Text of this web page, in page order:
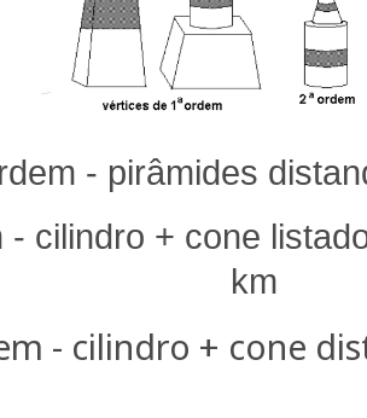
- pirâmides
- cilindro + cone
km
- cilindro + cone